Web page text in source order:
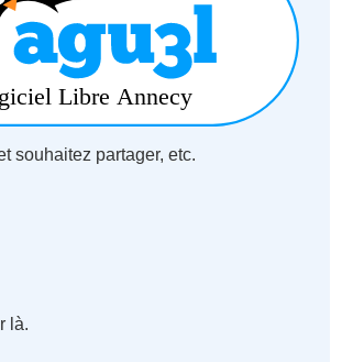
souhaitez partager, etc.
là.